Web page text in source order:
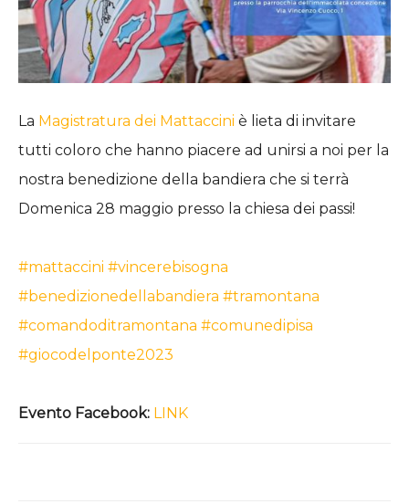
La Magistratura dei Mattaccini è lieta di invitare
tutti coloro che hanno piacere ad unirsi a noi per la
nostra benedizione della bandiera che si terrà
Domenica 28 maggio presso la chiesa dei passi!
#mattaccini #vincerebisogna
#benedizionedellabandiera #tramontana
#comandoditramontana #comunedipisa
#giocodelponte2023
Evento Facebook: LINK